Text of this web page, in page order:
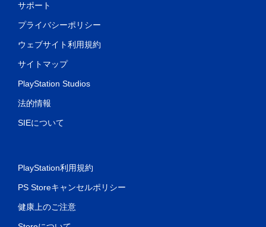
サポート
プライバシーポリシー
ウェブサイト利用規約
サイトマップ
PlayStation Studios
法的情報
SIEについて
PlayStation利用規約
PS Storeキャンセルポリシー
健康上のご注意